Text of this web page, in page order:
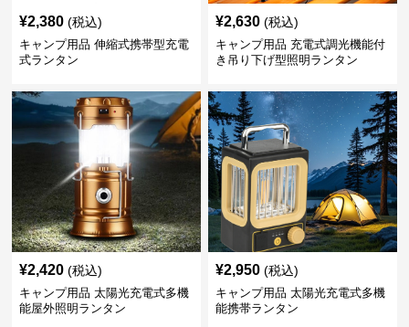
¥2,380 (税込)
キャンプ用品 伸縮式携帯型充電
式ランタン
¥2,630 (税込)
キャンプ用品 充電式調光機能付
き吊り下げ型照明ランタン
¥2,420 (税込)
キャンプ用品 太陽光充電式多機
能屋外照明ランタン
¥2,950 (税込)
キャンプ用品 太陽光充電式多機
能携帯ランタン